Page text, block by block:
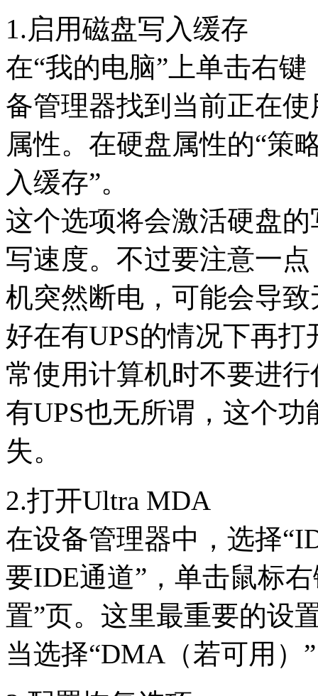
1.启用磁盘写入缓存
在“我的电脑”上单击右
备管理器找到当前正在
属性。在硬盘属性的“策
入缓存”。
这个选项将会激活硬盘
写速度。不过要注意一
机突然断电，可能会导
好在有UPS的情况下再
常使用计算机时不要进
有UPS也无所谓，这个
失。
2.打开Ultra MDA
在设备管理器中，选择
要IDE通道”，单击鼠标
置”页。这里最重要的设
当选择“DMA（若可用）